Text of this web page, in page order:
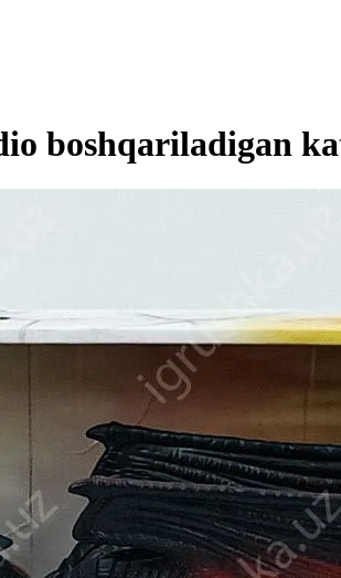
boshqariladigan